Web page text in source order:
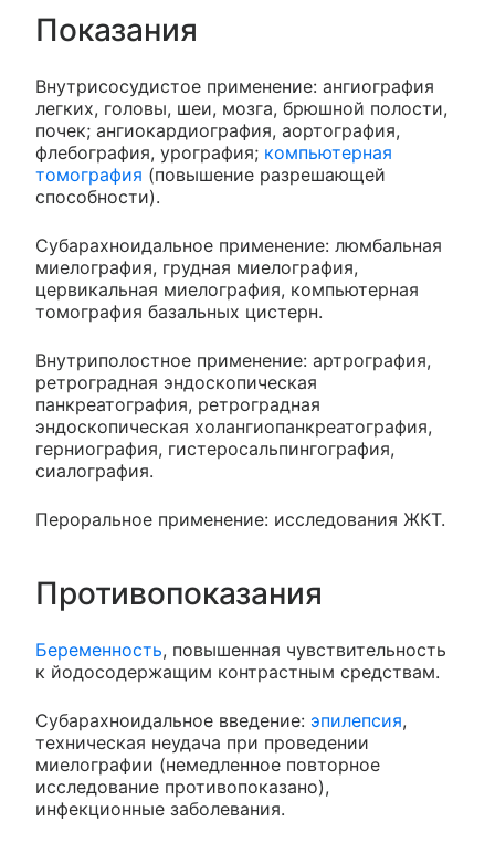
Показания
Внутрисосудистое применение: ангиография
легких, головы, шеи, мозга, брюшной полости,
почек; ангиокардиография, аортография,
флебография, урография; компьютерная
томография (повышение разрешающей
способности).
Субарахноидальное применение: люмбальная
миелография, грудная миелография,
цервикальная миелография, компьютерная
томография базальных цистерн.
Внутриполостное применение: артрография,
ретроградная эндоскопическая
панкреатография, ретроградная
эндоскопическая холангиопанкреатография,
герниография, гистеросальпингография,
сиалография.
Пероральное применение: исследования ЖКТ.
Противопоказания
Беременность, повышенная чувствительность
к йодосодержащим контрастным средствам.
Субарахноидальное введение: эпилепсия,
техническая неудача при проведении
миелографии (немедленное повторное
исследование противопоказано),
инфекционные заболевания.